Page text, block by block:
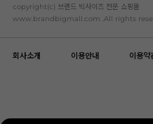
copyright(c) 브랜드 빅사이즈 전문 쇼핑몰
www.brandbigmall.com .All rights
회사소개 이용안내 이용약